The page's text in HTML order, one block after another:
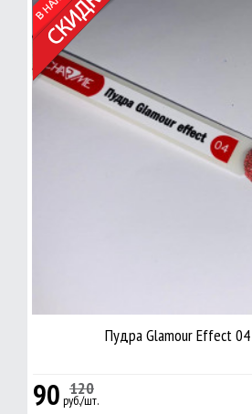
120
Пудра Glamour Effect 04
90 руб./шт.